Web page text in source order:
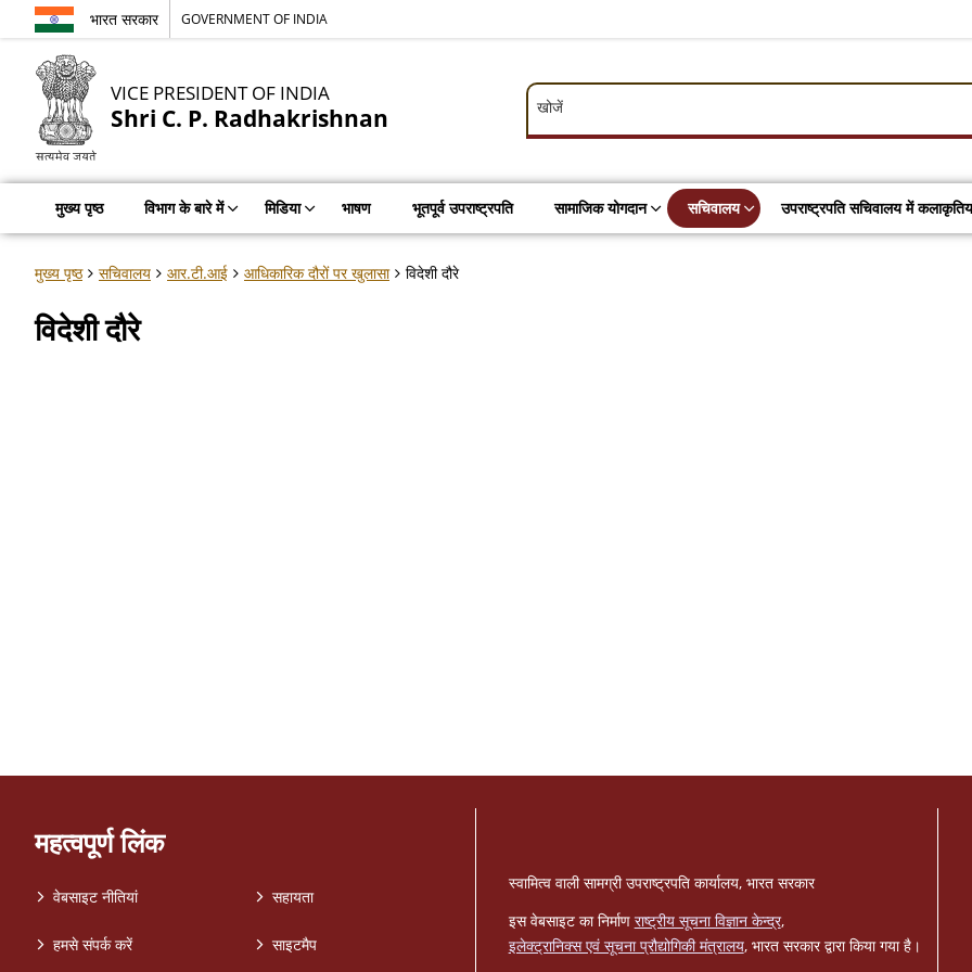
भारत सरकार GOVERNMENT OF INDIA
VICE PRESIDENT OF INDIA
Shri C. P. Radhakrishnan
खोजें
खोजें
मुख्य पृष्ठ विभाग के बारे में मिडिया भाषण भूतपूर्व उपराष्ट्रपति सामाजिक योगदान सचिवालय उपराष्ट्रपति सचिवालय में
मुख्य पृष्ठ सचिवालय आर.टी.आई आधिकारिक दौरों पर खुलासा विदेशी दौरे
विदेशी दौरे
महत्वपूर्ण लिंक
वेबसाइट नीतियां
हमसे संपर्क करें
सहायता
साइटमैप
स्वामित्व वाली सामग्री उपराष्ट्रपति कार्यालय, भारत सरकार
इस वेबसाइट का निर्माण राष्ट्रीय सूचना विज्ञान केन्द्र,
इलेक्ट्रानिक्स एवं सूचना प्रौद्योगिकी मंत्रालय, भारत सरकार द्वारा किया गया है।